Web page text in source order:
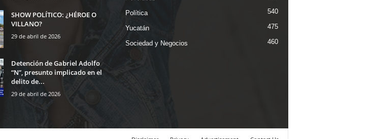
SHOW POLÍTICO: ¿HÉROE O
VILLANO?
29 de abril de 2026
Detención de Gabriel Adolfo
“N”, presunto implicado en el
delito de...
29 de abril de 2026
Política 540
Yucatán 475
Sociedad y Negocios 460